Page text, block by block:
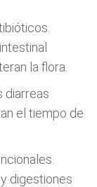
la flora.
diarreas
el tiempo de
digestiones